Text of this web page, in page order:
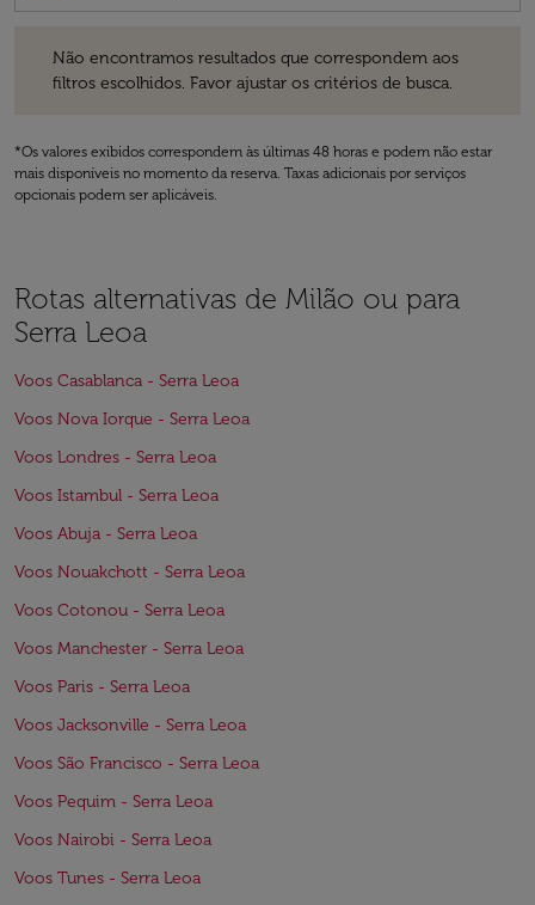
Não encontramos resultados que correspondem aos
filtros escolhidos. Favor ajustar os critérios de busca.
*Os valores exibidos correspondem às últimas 48 horas e podem não estar
mais disponíveis no momento da reserva. Taxas adicionais por serviços
opcionais podem ser aplicáveis.
Rotas alternativas de Milão ou para
Serra Leoa
Voos Casablanca - Serra Leoa
Voos Nova Iorque - Serra Leoa
Voos Londres - Serra Leoa
Voos Istambul - Serra Leoa
Voos Abuja - Serra Leoa
Voos Nouakchott - Serra Leoa
Voos Cotonou - Serra Leoa
Voos Manchester - Serra Leoa
Voos Paris - Serra Leoa
Voos Jacksonville - Serra Leoa
Voos São Francisco - Serra Leoa
Voos Pequim - Serra Leoa
Voos Nairobi - Serra Leoa
Voos Tunes - Serra Leoa